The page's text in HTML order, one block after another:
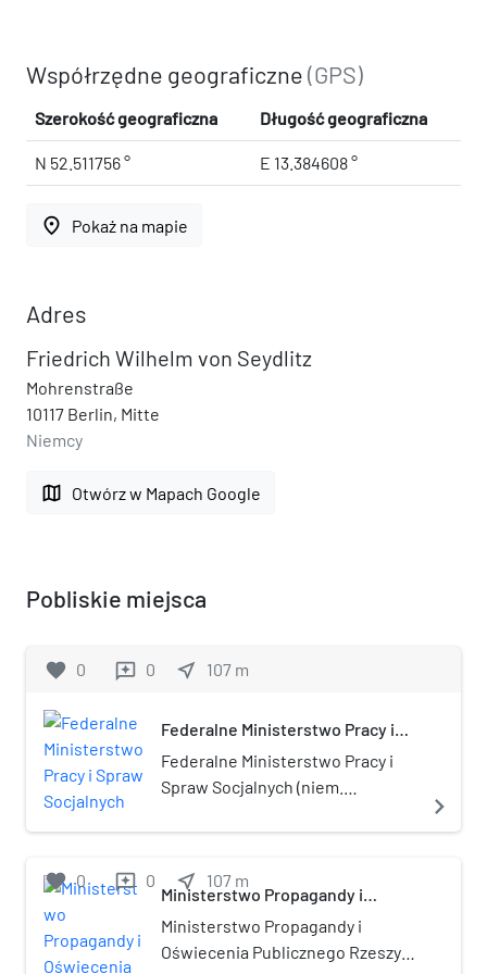
Współrzędne geograficzne(GPS)
Szerokość geograficzna Długość geograficzna
N 52.511756 ° E 13.384608 °
place Pokaż na mapie
Adres
Friedrich Wilhelm von Seydlitz
Mohrenstraße
10117 Berlin, Mitte
Niemcy
map Otwórz w Mapach Google
Pobliskie miejsca
favorite 0 reviews 0 near_me 107 m
Federalne Ministerstwo Pracy i
Federalne Ministerstwo Pracy i
Spraw Socjalnych (niem.
und Soziales, w skrócie: BMAS, do
Bundesministerium für
Wirtschaft und Arbeit (BMWA) –
Federalne Ministerstwo
Gospodarki i Pracy, wcześniej
navigate_next
favorite 0 reviews 0 near_me 107 m
Ministerstwo Propagandy i
Ministerstwo Propagandy i
Oświecenia Publicznego Rzeszy